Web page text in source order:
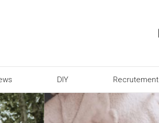
DIY Recrutement